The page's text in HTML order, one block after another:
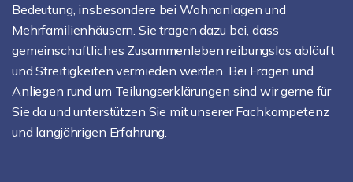
Bedeutung, insbesondere bei Wohnanlagen und
Mehrfamilienhäusern. Sie tragen dazu bei, dass
gemeinschaftliches Zusammenleben reibungslos abläuft
und Streitigkeiten vermieden werden. Bei Fragen und
Anliegen rund um Teilungserklärungen sind wir gerne für
Sie da und unterstützen Sie mit unserer Fachkompetenz
und langjährigen Erfahrung.